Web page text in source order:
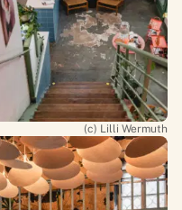
(c) Lilli Wermuth